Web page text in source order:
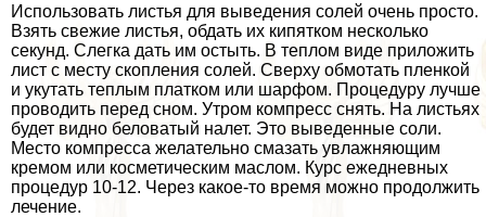
Использовать листья для выведения солей очень просто.
Взять свежие листья, обдать их кипятком несколько
секунд. Слегка дать им остыть. В теплом виде приложить
лист с месту скопления солей. Сверху обмотать пленкой
и укутать теплым платком или шарфом. Процедуру лучше
проводить перед сном. Утром компресс снять. На листьях
будет видно беловатый налет. Это выведенные соли.
Место компресса желательно смазать увлажняющим
кремом или косметическим маслом. Курс ежедневных
процедур 10-12. Через какое-то время можно продолжить
лечение.